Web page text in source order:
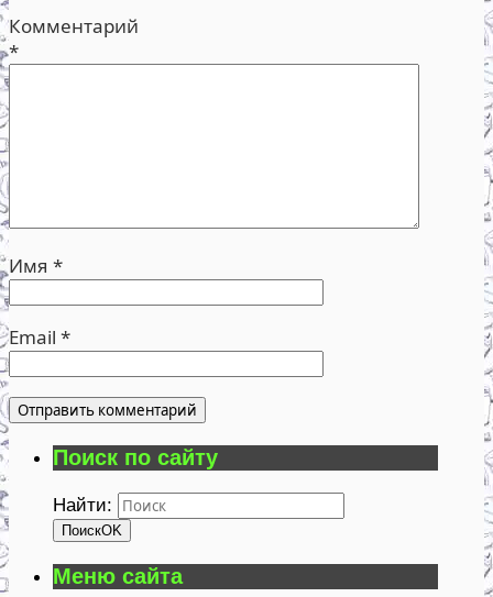
Комментарий
*
Имя *
Email *
Поиск по сайту
Найти:
ПоискOK
Меню сайта